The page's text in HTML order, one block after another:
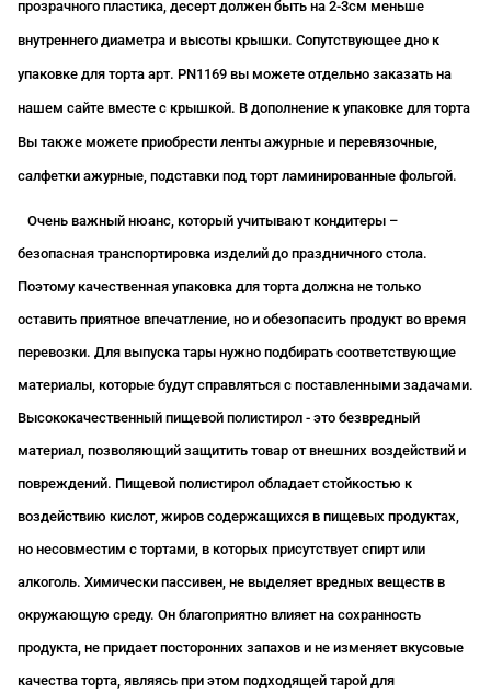
прозрачного пластика, десерт должен быть на 2-3см меньше
внутреннего диаметра и высоты крышки. Сопутствующее дно к
упаковке для торта арт. PN1169 вы можете отдельно заказать на
нашем сайте вместе с крышкой. В дополнение к упаковке для торта
Вы также можете приобрести ленты ажурные и перевязочные,
салфетки ажурные, подставки под торт ламинированные фольгой.
Очень важный нюанс, который учитывают кондитеры –
безопасная транспортировка изделий до праздничного стола.
Поэтому качественная упаковка для торта должна не только
оставить приятное впечатление, но и обезопасить продукт во время
перевозки. Для выпуска тары нужно подбирать соответствующие
материалы, которые будут справляться с поставленными задачами.
Высококачественный пищевой полистирол - это безвредный
материал, позволяющий защитить товар от внешних воздействий и
повреждений. Пищевой полистирол обладает стойкостью к
воздействию кислот, жиров содержащихся в пищевых продуктах,
но несовместим с тортами, в которых присутствует спирт или
алкоголь. Химически пассивен, не выделяет вредных веществ в
окружающую среду. Он благоприятно влияет на сохранность
продукта, не придает посторонних запахов и не изменяет вкусовые
качества торта, являясь при этом подходящей тарой для